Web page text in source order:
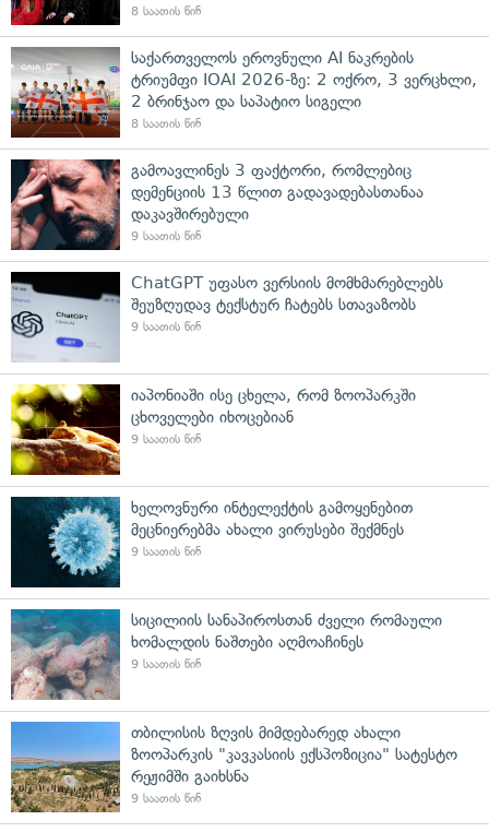
8 საათის წინ
საქართველოს ეროვნული AI ნაკრების
ტრიუმფი IOAI 2026-ზე: 2 ოქრო, 3 ვერცხლი,
2 ბრინჯაო და საპატიო სიგელი
8 საათის წინ
გამოავლინეს 3 ფაქტორი, რომლებიც
დემენციის 13 წლით გადავადებასთანაა
დაკავშირებული
9 საათის წინ
ChatGPT უფასო ვერსიის მომხმარებლებს
შეუზღუდავ ტექსტურ ჩატებს სთავაზობს
9 საათის წინ
იაპონიაში ისე ცხელა, რომ ზოოპარკში
ცხოველები იხოცებიან
9 საათის წინ
ხელოვნური ინტელექტის გამოყენებით
მეცნიერებმა ახალი ვირუსები შექმნეს
9 საათის წინ
სიცილიის სანაპიროსთან ძველი რომაული
ხომალდის ნაშთები აღმოაჩინეს
9 საათის წინ
თბილისის ზღვის მიმდებარედ ახალი
ზოოპარკის "კავკასიის ექსპოზიცია" სატესტო
რეჟიმში გაიხსნა
9 საათის წინ